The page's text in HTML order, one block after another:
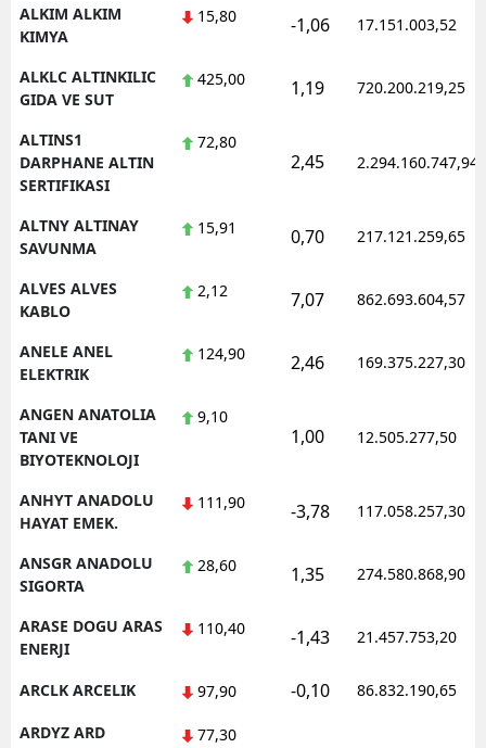
Kırıkkale
Batman
Bartın
Yalova
Osmaniye
ALKIM ALKIM
KIMYA
15,80 -1,06 17.151.003,52
ALKLC ALTINKILIC
GIDA VE SUT
425,00 1,19 720.200.219,25
ALTINS1
DARPHANE ALTIN
SERTIFIKASI
72,80
2,45 2.294.160.747,94
ALTNY ALTINAY
SAVUNMA
15,91 0,70 217.121.259,65
ALVES ALVES
KABLO
2,12 7,07 862.693.604,57
ANELE ANEL
ELEKTRIK
124,90 2,46 169.375.227,30
ANGEN ANATOLIA
TANI VE
BIYOTEKNOLOJI
9,10
1,00 12.505.277,50
ANHYT ANADOLU
HAYAT EMEK.
111,90 -3,78 117.058.257,30
ANSGR ANADOLU
SIGORTA
28,60 1,35 274.580.868,90
ARASE DOGU ARAS
ENERJI
110,40 -1,43 21.457.753,20
ARCLK ARCELIK 97,90 -0,10 86.832.190,65
ARDYZ ARD
77,30